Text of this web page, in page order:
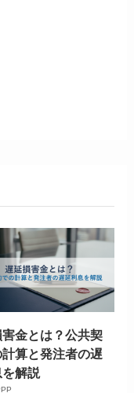
金とは？公共契
算と発注者の遅
解説